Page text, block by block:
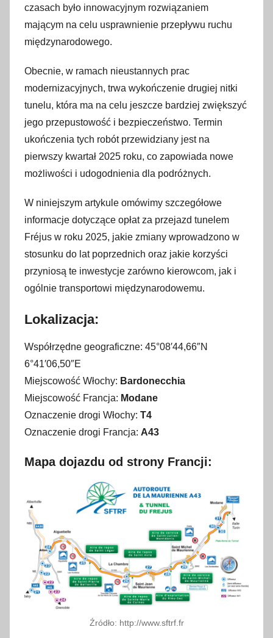
y
i
a
2
0
2
czasach było innowacyjnym rozwiązaniem
mającym na celu usprawnienie przepływu ruchu
międzynarodowego.
Obecnie, w ramach nieustannych prac
modernizacyjnych, trwa wykończenie drugiej nitki
tunelu, która ma na celu jeszcze bardziej zwiększyć
jego przepustowość i bezpieczeństwo. Termin
ukończenia tych robót przewidziany jest na
pierwszy kwartał 2025 roku, co zapowiada nowe
możliwości i udogodnienia dla podróżnych.
W niniejszym artykule omówimy szczegółowe
informacje dotyczące opłat za przejazd tunelem
Fréjus w roku 2025, jakie zmiany wprowadzono w
stosunku do lat poprzednich oraz jakie korzyści
przyniosą te inwestycje zarówno kierowcom, jak i
ogólnie transportowi międzynarodowemu.
Lokalizacja:
Współrzędne geograficzne: 45°08′44,66″N
6°41′06,50″E
Miejscowość Włochy: Bardonecchia
Miejscowość Francja: Modane
Oznaczenie drogi Włochy: T4
Oznaczenie drogi Francja: A43
Mapa dojazdu od strony Francji:
Źródło: http://www.sftrf.fr